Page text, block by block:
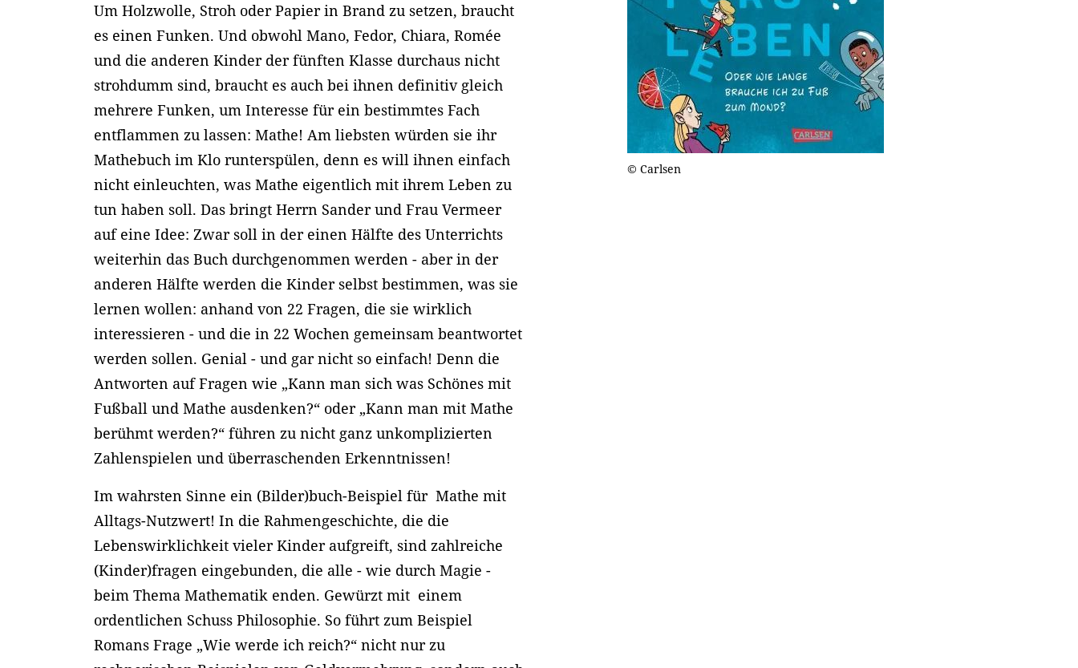
Um Holzwolle, Stroh oder Papier in Brand zu setzen, braucht
es einen Funken. Und obwohl Mano, Fedor, Chiara, Romée
und die anderen Kinder der fünften Klasse durchaus nicht
strohdumm sind, braucht es auch bei ihnen definitiv gleich
mehrere Funken, um Interesse für ein bestimmtes Fach
entflammen zu lassen: Mathe! Am liebsten würden sie ihr
Mathebuch im Klo runterspülen, denn es will ihnen einfach
nicht einleuchten, was Mathe eigentlich mit ihrem Leben zu
tun haben soll. Das bringt Herrn Sander und Frau Vermeer
auf eine Idee: Zwar soll in der einen Hälfte des Unterrichts
weiterhin das Buch durchgenommen werden - aber in der
anderen Hälfte werden die Kinder selbst bestimmen, was sie
lernen wollen: anhand von 22 Fragen, die sie wirklich
interessieren - und die in 22 Wochen gemeinsam beantwortet
werden sollen. Genial - und gar nicht so einfach! Denn die
Antworten auf Fragen wie „Kann man sich was Schönes mit
Fußball und Mathe ausdenken?“ oder „Kann man mit Mathe
berühmt werden?“ führen zu nicht ganz unkomplizierten
Zahlenspielen und überraschenden Erkenntnissen!
Im wahrsten Sinne ein (Bilder)buch-Beispiel für Mathe mit
Alltags-Nutzwert! In die Rahmengeschichte, die die
Lebenswirklichkeit vieler Kinder aufgreift, sind zahlreiche
(Kinder)fragen eingebunden, die alle - wie durch Magie -
beim Thema Mathematik enden. Gewürzt mit einem
ordentlichen Schuss Philosophie. So führt zum Beispiel
Romans Frage „Wie werde ich reich?“ nicht nur zu
© Carlsen